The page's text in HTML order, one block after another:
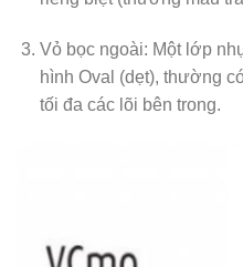
Vỏ bọc ngoài: Một lớp
hình Oval (dẹt), thường
tối đa các lõi bên trong.